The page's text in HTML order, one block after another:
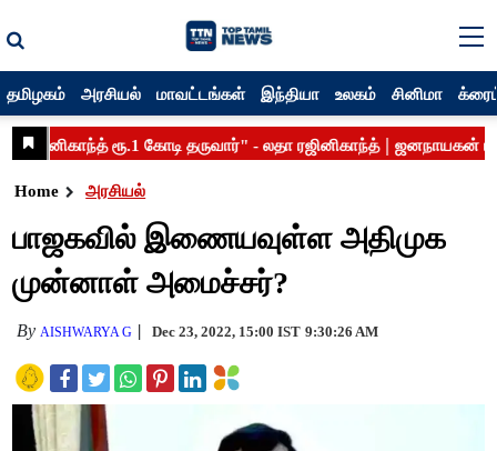
தமிழகம் அரசியல் மாவட்டங்கள் இந்தியா உலகம் சினிமா
Home அரசியல்
பாஜகவில் இணையவுள்ள அதிமுக
முன்னாள் அமைச்சர்?
By AISHWARYA G Dec 23, 2022, 15:00 IST 9:30:26 AM